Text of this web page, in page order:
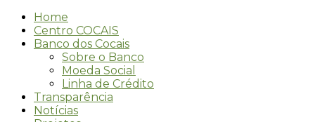
Home
Centro COCAIS
Banco dos Cocais
Sobre o Banco
Moeda Social
Linha de Crédito
Transparência
Notícias